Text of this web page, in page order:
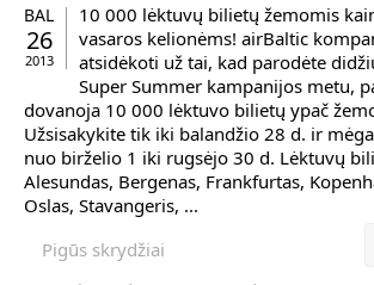
BAL
26
2013
10 000 lėktuvų bilietų žemomis
vasaros kelionėms! airBaltic
atsidėkoti už tai, kad parodėte
Super Summer kampanijos metu,
dovanoja 10 000 lėktuvo bilietų ypač
Užsisakykite tik iki balandžio 28 d. ir
nuo birželio 1 iki rugsėjo 30 d. Lėktuvų
Alesundas, Bergenas, Frankfurtas,
Oslas, Stavangeris, ...
Pigūs skrydžiai